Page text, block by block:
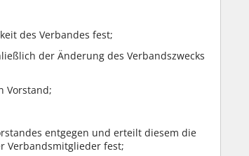
des Verbandes fest;
der Änderung des Verbandszwecks
Vorstand;
entgegen und erteilt diesem die
Verbandsmitglieder fest;